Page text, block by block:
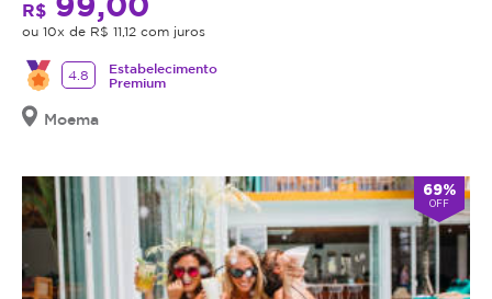
R$
ou 10x de R$ 11,12 com juros
4.8
Estabelecimento
Premium
Moema
69%
OFF